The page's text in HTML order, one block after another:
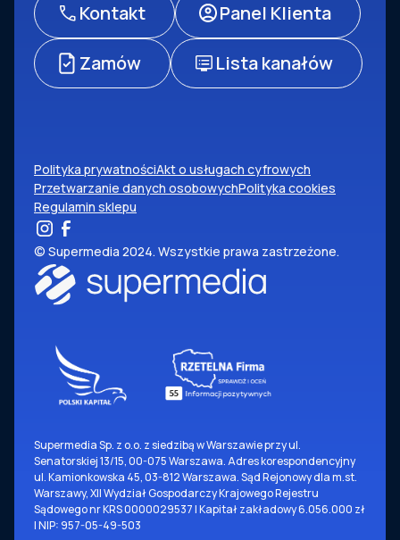
Kontakt Panel Klienta
Zamów Lista kanałów
Polityka prywatnościAkt o usługach cyfrowych
Przetwarzanie danych osobowychPolityka cookies
Regulamin sklepu
© Supermedia 2024. Wszystkie prawa zastrzeżone.
Supermedia Sp. z o.o. z siedzibą w Warszawie przy ul.
Senatorskiej 13/15, 00-075 Warszawa. Adres korespondencyjny
ul. Kamionkowska 45, 03-812 Warszawa. Sąd Rejonowy dla m.st.
Warszawy, XII Wydział Gospodarczy Krajowego Rejestru
Sądowego nr KRS 0000029537 | Kapitał zakładowy 6.056.000 zł
| NIP: 957-05-49-503